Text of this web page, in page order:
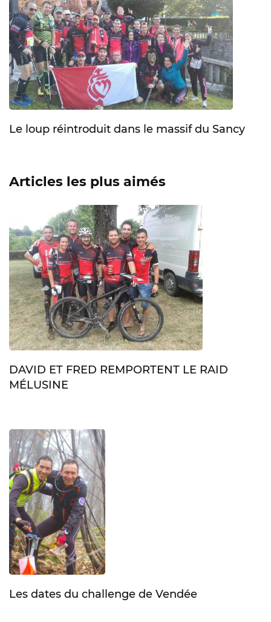
Le loup réintroduit dans le massif du Sancy
Articles les plus aimés
DAVID ET FRED REMPORTENT LE RAID
MÉLUSINE
Les dates du challenge de Vendée